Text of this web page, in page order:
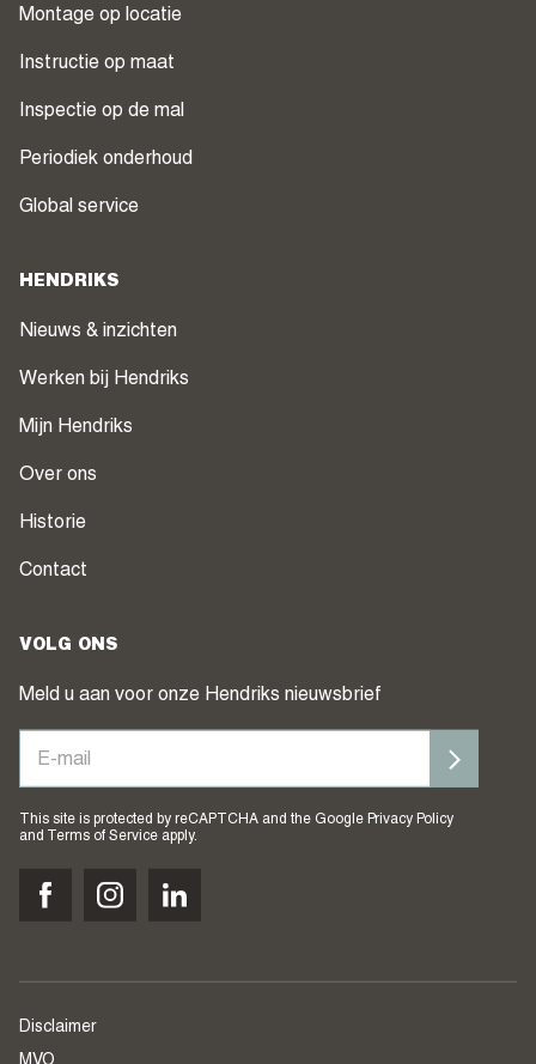
Montage op locatie
Instructie op maat
Inspectie op de mal
Periodiek onderhoud
Global service
HENDRIKS
Nieuws & inzichten
Werken bij Hendriks
Mijn Hendriks
Over ons
Historie
Contact
VOLG ONS
Meld u aan voor onze Hendriks nieuwsbrief
This site is protected by reCAPTCHA and the Google Privacy Policy
and
Terms of Service apply.
Disclaimer